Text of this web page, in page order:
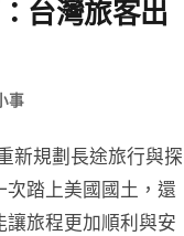
台灣旅客出
事
新規劃長途旅行與探
踏上美國國土，還
旅程更加順利與安